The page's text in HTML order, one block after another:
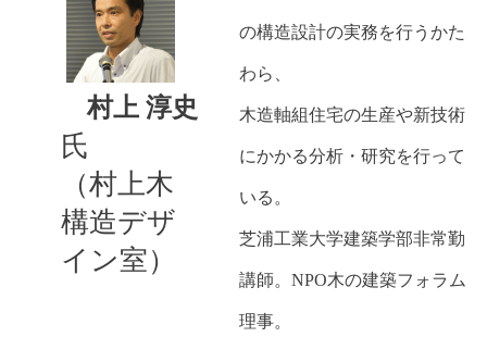
村上 淳史
氏
（村上木
構造デザ
イン室）
の構造設計の実務を行うかた
わら、
木造軸組住宅の生産や新技術
にかかる分析・研究を行って
いる。
芝浦工業大学建築学部非常勤
講師。NPO木の建築フォラム
理事。